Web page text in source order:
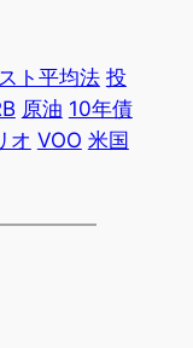
ト平均法 投
原油 10年債
オ VOO 米国